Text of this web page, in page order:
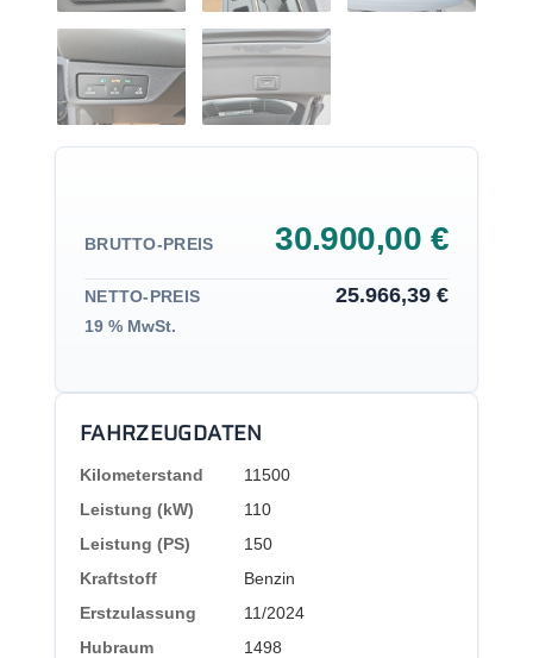
BRUTTO-PREIS 30.900,00 €
NETTO-PREIS 25.966,39 €
19 % MwSt.
FAHRZEUGDATEN
Kilometerstand
11500
Leistung (kW)
110
Leistung (PS)
150
Kraftstoff
Benzin
Erstzulassung
11/2024
Hubraum
1498